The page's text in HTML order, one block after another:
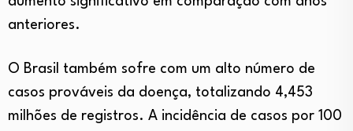
anteriores.
O Brasil também sofre com um alto número de
casos prováveis da doença, totalizando 4,453
milhões de registros. A incidência de casos por 100